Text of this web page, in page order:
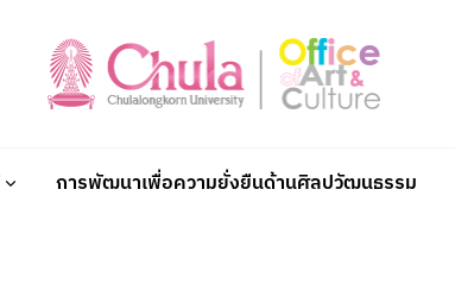
การพัฒนาเพื่อความยั่งยืนด้านศิลปวัฒนธรรม